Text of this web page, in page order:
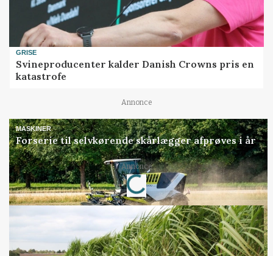
GRISE
Svineproducenter kalder Danish Crowns pris en
katastrofe
Annonce
MASKINER
Forserie til selvkørende skårlægger afprøves i år
Annonce
Loading...